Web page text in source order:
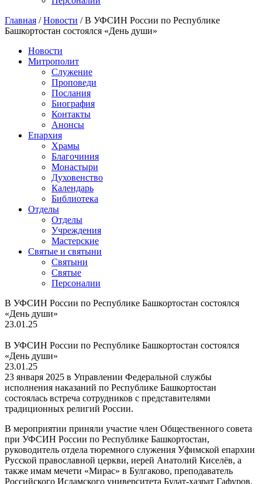
Главная /Новости /В УФСИН России по Республике
Башкортостан состоялся «День души»
Новости
Митрополит
Служение
Проповеди
Послания
Биография
Контакты
Анонсы
Епархия
Храмы
Благочиния
Монастыри
Духовенство
Календарь
Библиотека
Отделы
Отделы
Учреждения
Мастерские
Святые и святыни
Cвятыни
Cвятые
Персоналии
В УФСИН России по Республике Башкортостан состоялся
«День души»
23.01.25
В УФСИН России по Республике Башкортостан состоялся
«День души»
23.01.25
23 января 2025 в Управлении Федеральной службы
исполнения наказаний по Республике Башкортостан
состоялась встреча сотрудников с представителями
традиционных религий России.
В мероприятии приняли участие член Общественного совета
при УФСИН России по Республике Башкортостан,
руководитель отдела тюремного служения Уфимской епархии
Русской православной церкви, иерей Анатолий Киселёв, а
также имам мечети «Мирас» в Булгаково, преподаватель
Российского Исламского университета Булат-хазрат Гафуров.